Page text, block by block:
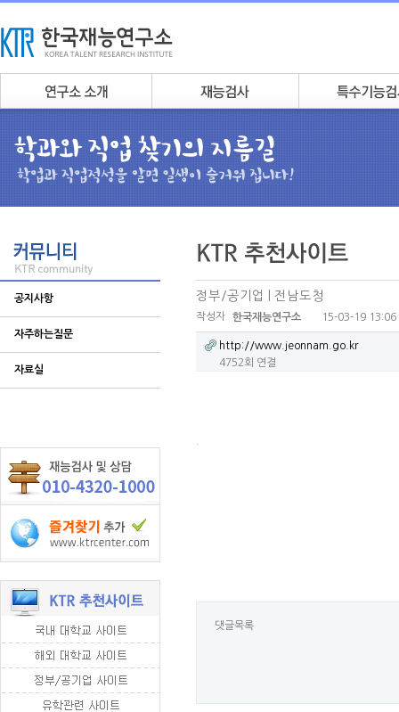
공지사항
자주하는질문
자료실
정부/공기업 | 전남도청
작성자 한국재능연구소 15-03-19 13:06
http://www.jeonnam.go.kr
4752회 연결
댓글목록